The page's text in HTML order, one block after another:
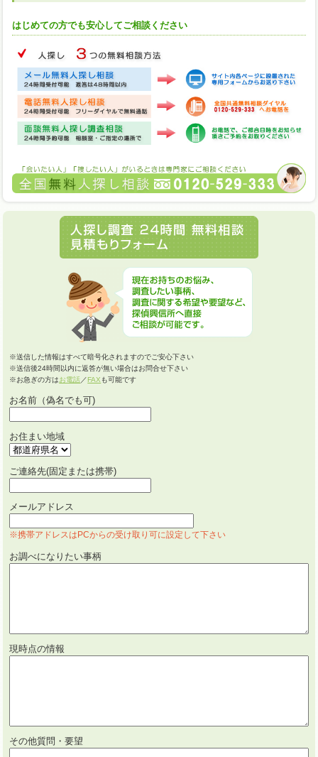
はじめての方でも安心してご相談ください
※送信した情報はすべて暗号化されますのでご安心下さい
※送信後24時間以内に返答が無い場合はお問合せ下さい
※お急ぎの方はお電話 ／FAX も可能です
お名前（偽名でも可)
お住まい地域
ご連絡先(固定または携帯)
メールアドレス
※携帯アドレスはPCからの受け取り可に設定して下さい
お調べになりたい事柄
現時点の情報
その他質問・要望